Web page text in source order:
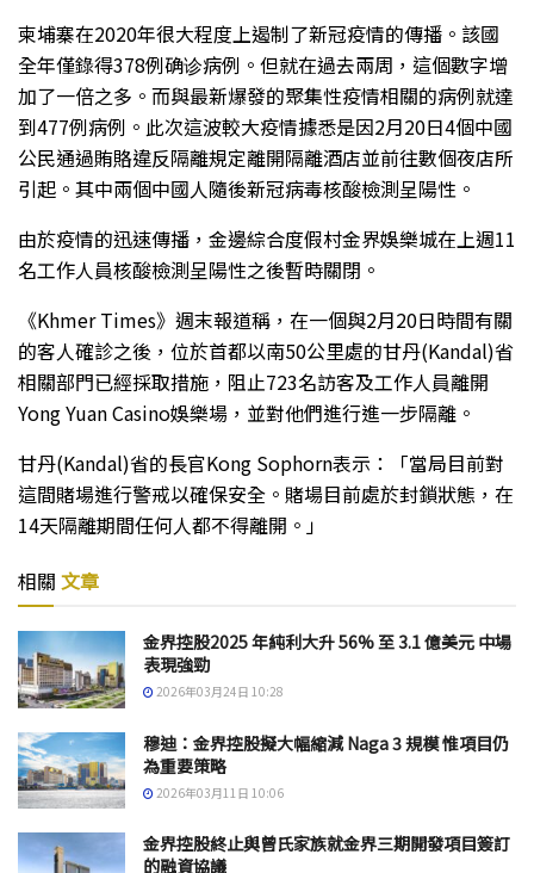
柬埔寨在2020年很大程度上遏制了新冠疫情的傳播。該國
全年僅錄得378例确诊病例。但就在過去兩周，這個數字增
加了一倍之多。而與最新爆發的聚集性疫情相關的病例就達
到477例病例。此次這波較大疫情據悉是因2月20日4個中國
公民通過賄賂違反隔離規定離開隔離酒店並前往數個夜店所
引起。其中兩個中國人隨後新冠病毒核酸檢測呈陽性。
由於疫情的迅速傳播，金邊綜合度假村金界娛樂城在上週11
名工作人員核酸檢測呈陽性之後暫時關閉。
《Khmer Times》週末報道稱，在一個與2月20日時間有關
的客人確診之後，位於首都以南50公里處的甘丹(Kandal)省
相關部門已經採取措施，阻止723名訪客及工作人員離開
Yong Yuan Casino娛樂場，並對他們進行進一步隔離。
甘丹(Kandal)省的長官Kong Sophorn表示：「當局目前對
這間賭場進行警戒以確保安全。賭場目前處於封鎖狀態，在
14天隔離期間任何人都不得離開。」
相關 文章
金界控股2025 年純利大升 56% 至 3.1 億美元 中場
表現強勁
2026年03月24日 10:28
穆迪：金界控股擬大幅縮減 Naga 3 規模 惟項目仍
為重要策略
2026年03月11日 10:06
金界控股終止與曾氏家族就金界三期開發項目簽訂
的融資協議